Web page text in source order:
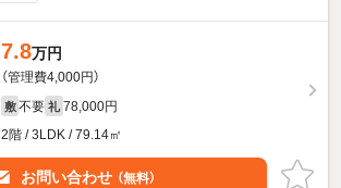
7.8万円
（管理費4,000円）
敷 不要 礼 78,000円
2階 / 3LDK / 79.14㎡
お問い合わせ （無料）